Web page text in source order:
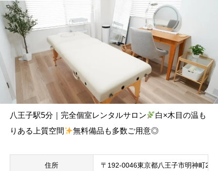
八王子駅5分｜完全個室レンタルサロン
白×木目の温も
りある上質空間
無料備品も多数ご用意◎
住所 〒192-0046東京都八王子市明神町2